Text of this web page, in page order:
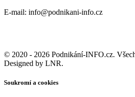
E-mail: info@podnikani-info.cz
© 2020 - 2026 Podnikání-INFO.cz.
Designed by LNR.
Soukromí a cookies